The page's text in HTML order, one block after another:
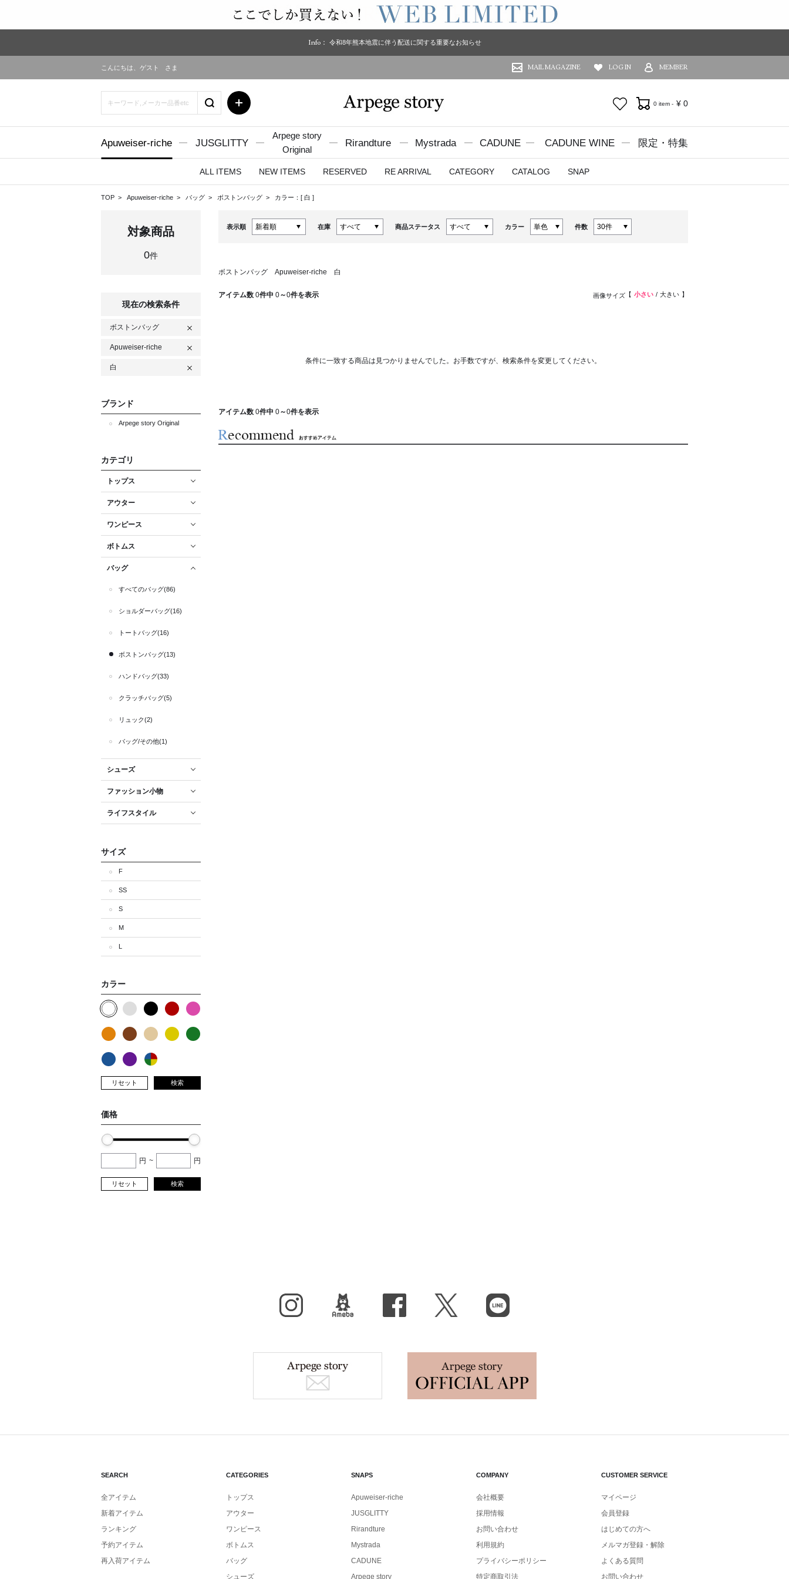
Info： 令和8年熊本地震に伴う配送に関する重要なお知らせ
こんにちは、 ゲスト さま MAIL MAGAZINE LOG IN MEMBER
お気に入り0 item - ¥ 0
Apuweiser-riche JUSGLITTY
Arpege story
Original
Rirandture Mystrada CADUNE CADUNE WINE 限定・特集
ALL ITEMS NEW ITEMS RESERVED RE ARRIVAL CATEGORY CATALOG SNAP
TOP Apuweiser-riche バッグ ボストンバッグ カラー：[ 白 ]
対象商品
0件
現在の検索条件
ボストンバッグ
Apuweiser-riche
白
ブランド
Arpege story Original
カテゴリ
トップス
アウター
ワンピース
ボトムス
バッグ
すべてのバッグ(86)
ショルダーバッグ(16)
トートバッグ(16)
ボストンバッグ(13)
ハンドバッグ(33)
クラッチバッグ(5)
リュック(2)
バッグ/その他(1)
シューズ
ファッション小物
ライフスタイル
サイズ
F
SS
S
M
L
カラー
リセット 検索
価格
円 ~ 円
リセット 検索
表示順 在庫 商品ステータス カラー 件数
ボストンバッグ Apuweiser-riche 白
アイテム数 0件中 0～0件を表示 画像サイズ 小さい 大きい
条件に一致する商品は見つかりませんでした。お手数ですが、検索条件を変更してください。
アイテム数 0件中 0～0件を表示
X（旧Twitter）
SEARCH
全アイテム
新着アイテム
ランキング
予約アイテム
再入荷アイテム
CATEGORIES
トップス
アウター
ワンピース
ボトムス
バッグ
シューズ
SNAPS
Apuweiser-riche
JUSGLITTY
Rirandture
Mystrada
CADUNE
Arpege story
COMPANY
会社概要
採用情報
お問い合わせ
利用規約
プライバシーポリシー
特定商取引法
CUSTOMER SERVICE
マイページ
会員登録
はじめての方へ
メルマガ登録・解除
よくある質問
お問い合わせ